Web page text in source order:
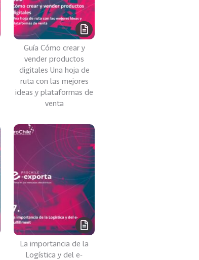
Guía Cómo crear y
vender productos
digitales Una hoja de
ruta con las mejores
ideas y plataformas de
venta
La importancia de la
Logística y del e-